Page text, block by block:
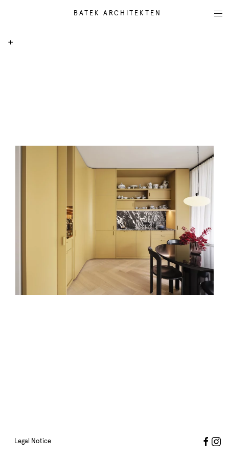
BATEK ARCHITEKTEN
+
Legal Notice